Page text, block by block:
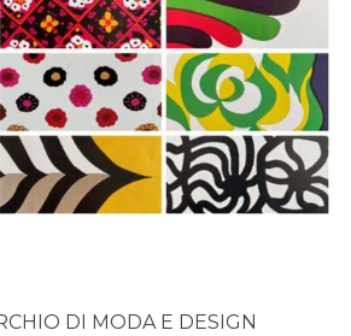
DI MODA E DESIGN